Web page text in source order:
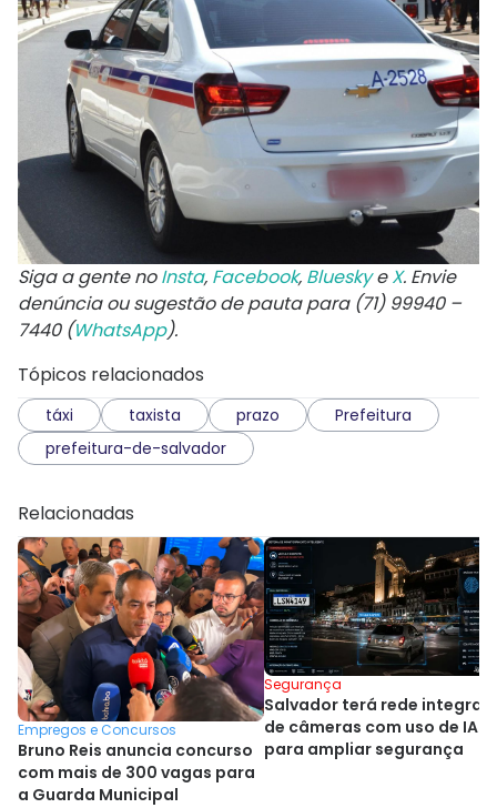
Siga a gente noInsta, Facebook, BlueskyeX. Envie
denúncia ou sugestão de pauta para (71) 99940 –
7440 (WhatsApp).
Tópicos relacionados
táxi taxista prazo
Prefeitura
prefeitura-de-salvador
Relacionadas
Empregos e Concursos
Bruno Reis anuncia concurso
com mais de 300 vagas para
a Guarda Municipal
Segurança
Salvador terá rede
de câmeras com uso de IA
para ampliar segurança